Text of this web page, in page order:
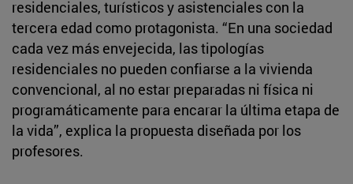
residenciales, turísticos y asistenciales con la
tercera edad como protagonista. “En una sociedad
cada vez más envejecida, las tipologías
residenciales no pueden confiarse a la vivienda
convencional, al no estar preparadas ni física ni
programáticamente para encarar la última etapa de
la vida”, explica la propuesta diseñada por los
profesores.